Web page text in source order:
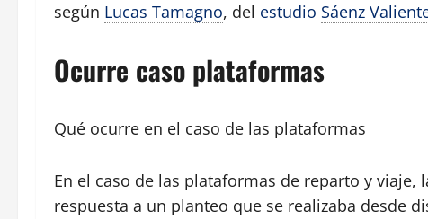
según Lucas Tamagno, del estudio Sáenz
Ocurre caso plataformas
Qué ocurre en el caso de las plataformas
En el caso de las plataformas de reparto y viaje,
respuesta a un planteo que se realizaba desde